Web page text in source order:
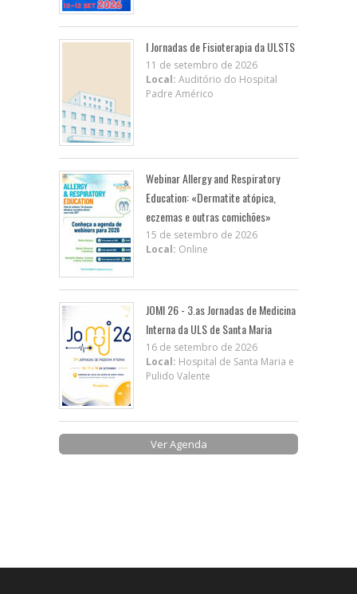
I Jornadas de Fisioterapia da ULSTS
11 de setembro de 2026
Local: Auditório do Hospital
Padre Américo
Webinar Allergy and Respiratory
Education: «Dermatite atópica,
eczemas e outras comichões»
15 de setembro de 2026
Local: Online
JOMI 26 - 3.as Jornadas de Medicina
Interna da ULS de Santa Maria
16 de setembro de 2026
Local: Hospital de Santa Maria e
Pulido Valente
Ver Agenda